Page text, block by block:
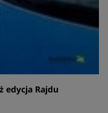
edycja Rajdu